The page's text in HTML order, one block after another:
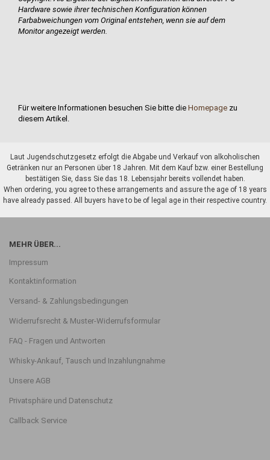
Hardware sowie ihrer technischen Konfiguration können
Farbabweichungen vom Original entstehen, wenn sie auf dem
Monitor angezeigt werden.
Für weitere Informationen besuchen Sie bitte die Homepage zu
diesem Artikel.
Laut Jugendschutzgesetz erfolgt die Abgabe und Verkauf von alkoholischen
Getränken nur an Personen über 18 Jahren. Mit dem Kauf bzw. einer Bestellung
bestätigen Sie, dass Sie das 18. Lebensjahr bereits vollendet haben.
When ordering, you agree to these arrangements and assure the age of 18 years
have already passed. All buyers have to be of legal age in their respective country.
MEHR ÜBER...
Impressum
Kontaktinformation
Versand- & Zahlungsbedingungen
Widerrufsrecht & Muster-Widerrufsformular
FAQ - Fragen und Antworten
Whisky-Ankauf, Tausch und Inzahlungnahme
Unsere AGB
Privatsphäre und Datenschutz
Callback Service